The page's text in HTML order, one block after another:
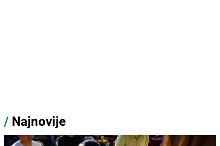
/ Najnovije